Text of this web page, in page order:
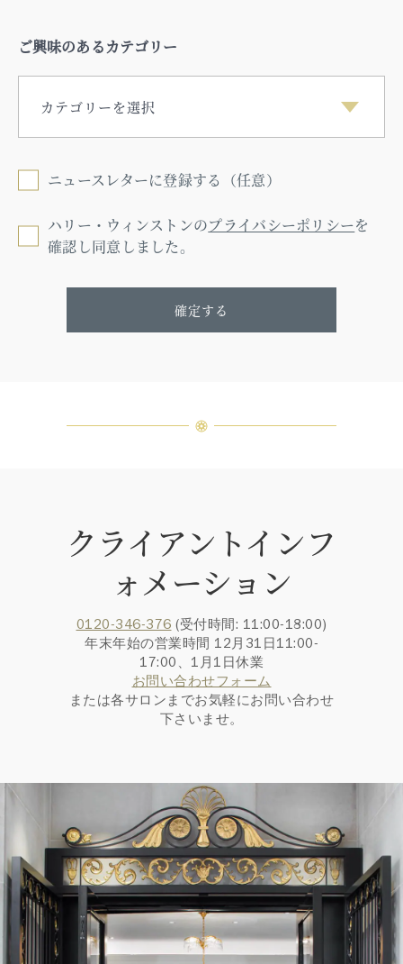
ご興味のあるカテゴリー
ニュースレターに登録する（任意）
ハリー・ウィンストンのプライバシーポリシーを
確認し同意しました。
確定する
クライアントインフ
ォメーション
0120-346-376 (受付時間: 11:00-18:00)
年末年始の営業時間 12月31日11:00-
17:00、1月1日休業
お問い合わせフォーム
または各サロンまでお気軽にお問い合わせ
下さいませ。